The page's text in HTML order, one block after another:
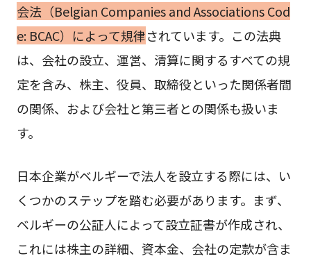
会法（Belgian Companies and Associations Cod
e: BCAC）によって規律されています。この法典
は、会社の設立、運営、清算に関するすべての規
定を含み、株主、役員、取締役といった関係者間
の関係、および会社と第三者との関係も扱いま
す。
日本企業がベルギーで法人を設立する際には、い
くつかのステップを踏む必要があります。まず、
ベルギーの公証人によって設立証書が作成され、
これには株主の詳細、資本金、会社の定款が含ま